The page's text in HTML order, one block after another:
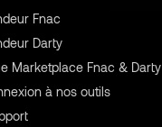
Fnac
Darty
Marketplace Fnac & Darty
à nos outils